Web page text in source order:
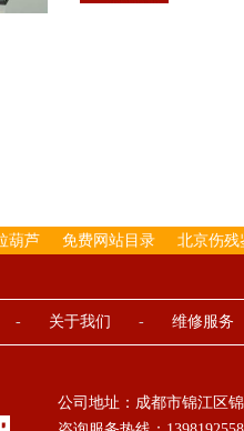
下来的，机内已经存有
葫芦 免费网站目录 北京伤残
- 关于我们 - 维修服务
公司地址：成都市锦江区